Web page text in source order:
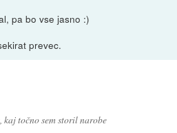
pa bo vse jasno :)
prevec.
kaj točno sem storil narobe